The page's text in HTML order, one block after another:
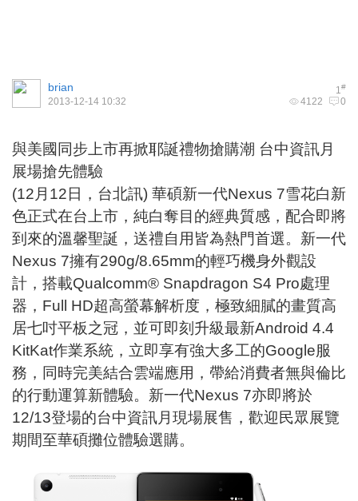
1#
brian
4122 0
2013-12-14 10:32
與美國同步上市再掀耶誕禮物搶購潮 台中資訊月
展場搶先體驗
(12月12日，台北訊) 華碩新一代Nexus 7雪花白新
色正式在台上市，純白奪目的經典質感，配合即將
到來的溫馨聖誕，送禮自用皆為熱門首選。新一代
Nexus 7擁有290g/8.65mm的輕巧機身外觀設
計，搭載Qualcomm® Snapdragon S4 Pro處理
器，Full HD超高螢幕解析度，極致細膩的畫質高
居七吋平板之冠，並可即刻升級最新Android 4.4
KitKat作業系統，立即享有強大多工的Google服
務，同時完美結合雲端應用，帶給消費者無與倫比
的行動運算新體驗。新一代Nexus 7亦即將於
12/13登場的台中資訊月現場展售，歡迎民眾展覽
期間至華碩攤位體驗選購。